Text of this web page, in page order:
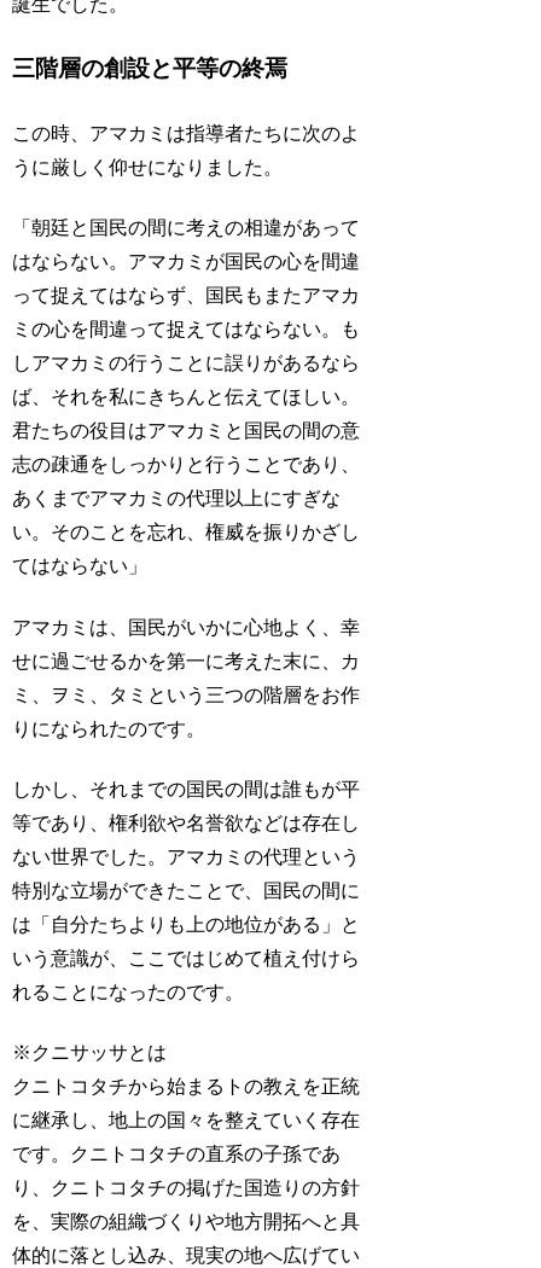
誕生でした。
三階層の創設と平等の終焉
この時、アマカミは指導者たちに次のよ
うに厳しく仰せになりました。
「朝廷と国民の間に考えの相違があって
はならない。アマカミが国民の心を間違
って捉えてはならず、国民もまたアマカ
ミの心を間違って捉えてはならない。も
しアマカミの行うことに誤りがあるなら
ば、それを私にきちんと伝えてほしい。
君たちの役目はアマカミと国民の間の意
志の疎通をしっかりと行うことであり、
あくまでアマカミの代理以上にすぎな
い。そのことを忘れ、権威を振りかざし
てはならない」
アマカミは、国民がいかに心地よく、幸
せに過ごせるかを第一に考えた末に、カ
ミ、ヲミ、タミという三つの階層をお作
りになられたのです。
しかし、それまでの国民の間は誰もが平
等であり、権利欲や名誉欲などは存在し
ない世界でした。アマカミの代理という
特別な立場ができたことで、国民の間に
は「自分たちよりも上の地位がある」と
いう意識が、ここではじめて植え付けら
れることになったのです。
※クニサッサとは
クニトコタチから始まるトの教えを正統
に継承し、地上の国々を整えていく存在
です。クニトコタチの直系の子孫であ
り、クニトコタチの掲げた国造りの方針
を、実際の組織づくりや地方開拓へと具
体的に落とし込み、現実の地へ広げてい